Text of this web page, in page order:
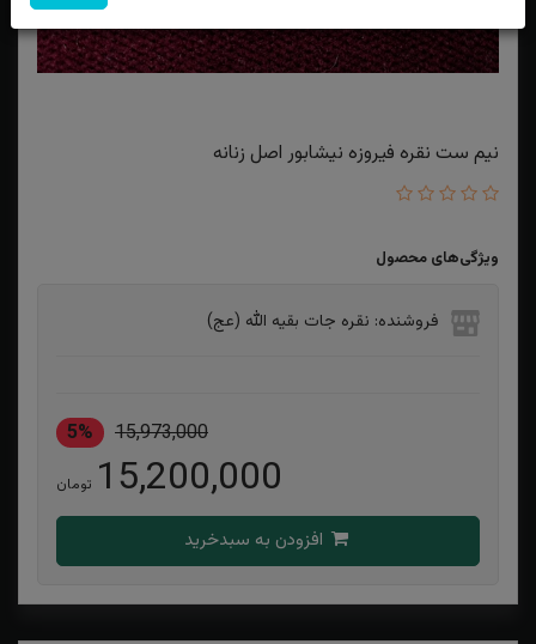
نیم ست نقره فیروزه نیشابور اصل زنانه
ویژگی‌های محصول
فروشنده: نقره جات بقیه الله (عج)
15,973,000
5%
15,200,000 تومان